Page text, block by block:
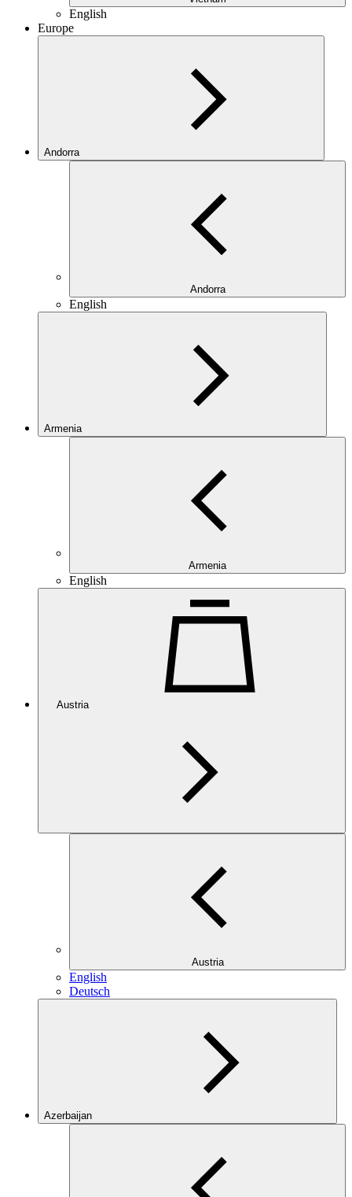
English
Europe
Andorra
Andorra
English
Armenia
Armenia
English
Austria
Austria
English
Deutsch
Azerbaijan